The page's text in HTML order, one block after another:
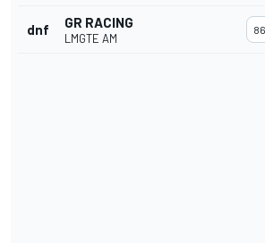
dnf GR RACING
LMGTE AM
86